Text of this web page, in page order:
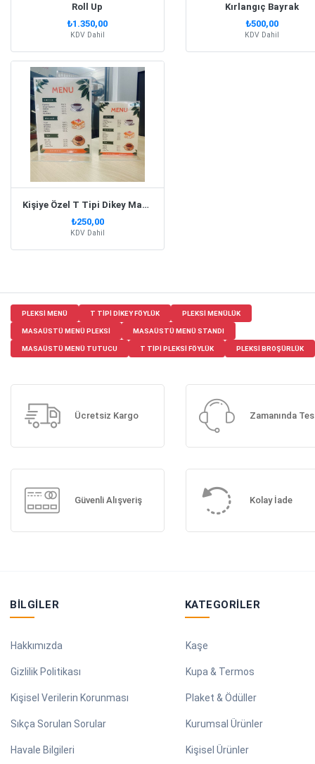
Roll Up
₺1.350,00
KDV Dahil
Kırlangıç Bayrak
₺500,00
KDV Dahil
Kişiye Özel T Tipi Dikey Masaüstü Şeffaf Pleksi Föylük Broşürlük A4
₺250,00
KDV Dahil
PLEKSI MENÜ T TIPI DIKEY FÖYLÜK PLEKSI MENÜLÜK
MASAÜSTÜ MENÜ PLEKSI MASAÜSTÜ MENÜ STANDI
MASAÜSTÜ MENÜ TUTUCU T TIPI PLEKSI FÖYLÜK PLEKSI BROŞÜRLÜK
Ücretsiz Kargo Zamanında
Güvenli Alışveriş Kolay İade
BILGILER
Hakkımızda
Gizlilik Politikası
Kişisel Verilerin Korunması
Sıkça Sorulan Sorular
Havale Bilgileri
KATEGORILER
Kaşe
Kupa & Termos
Plaket & Ödüller
Kurumsal Ürünler
Kişisel Ürünler